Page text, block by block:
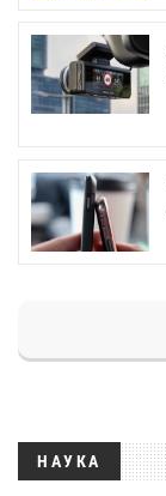
НАУКА